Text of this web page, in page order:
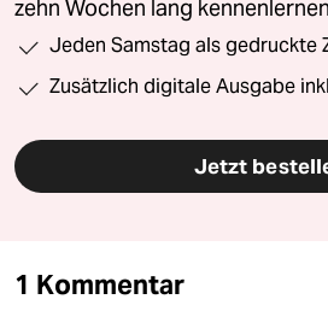
zehn Wochen lang
Jeden Samstag als gedruckte
Zusätzlich digitale Ausgabe
Jetzt
1 Kommentar